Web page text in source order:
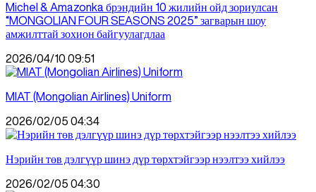
Michel & Amazonka брэндийн 10 жилийн ойд зориулсан
“MONGOLIAN FOUR SEASONS 2025” загварын шоу
амжилттай зохион байгуулагдлаа
2026/04/10 09:51
MIAT (Mongolian Airlines) Uniform
2026/02/05 04:34
Нэрийн төв дэлгүүр шинэ дүр төрхтэйгээр нээлтээ хийлээ
2026/02/05 04:30